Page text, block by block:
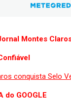
Montes
do GOOGLE